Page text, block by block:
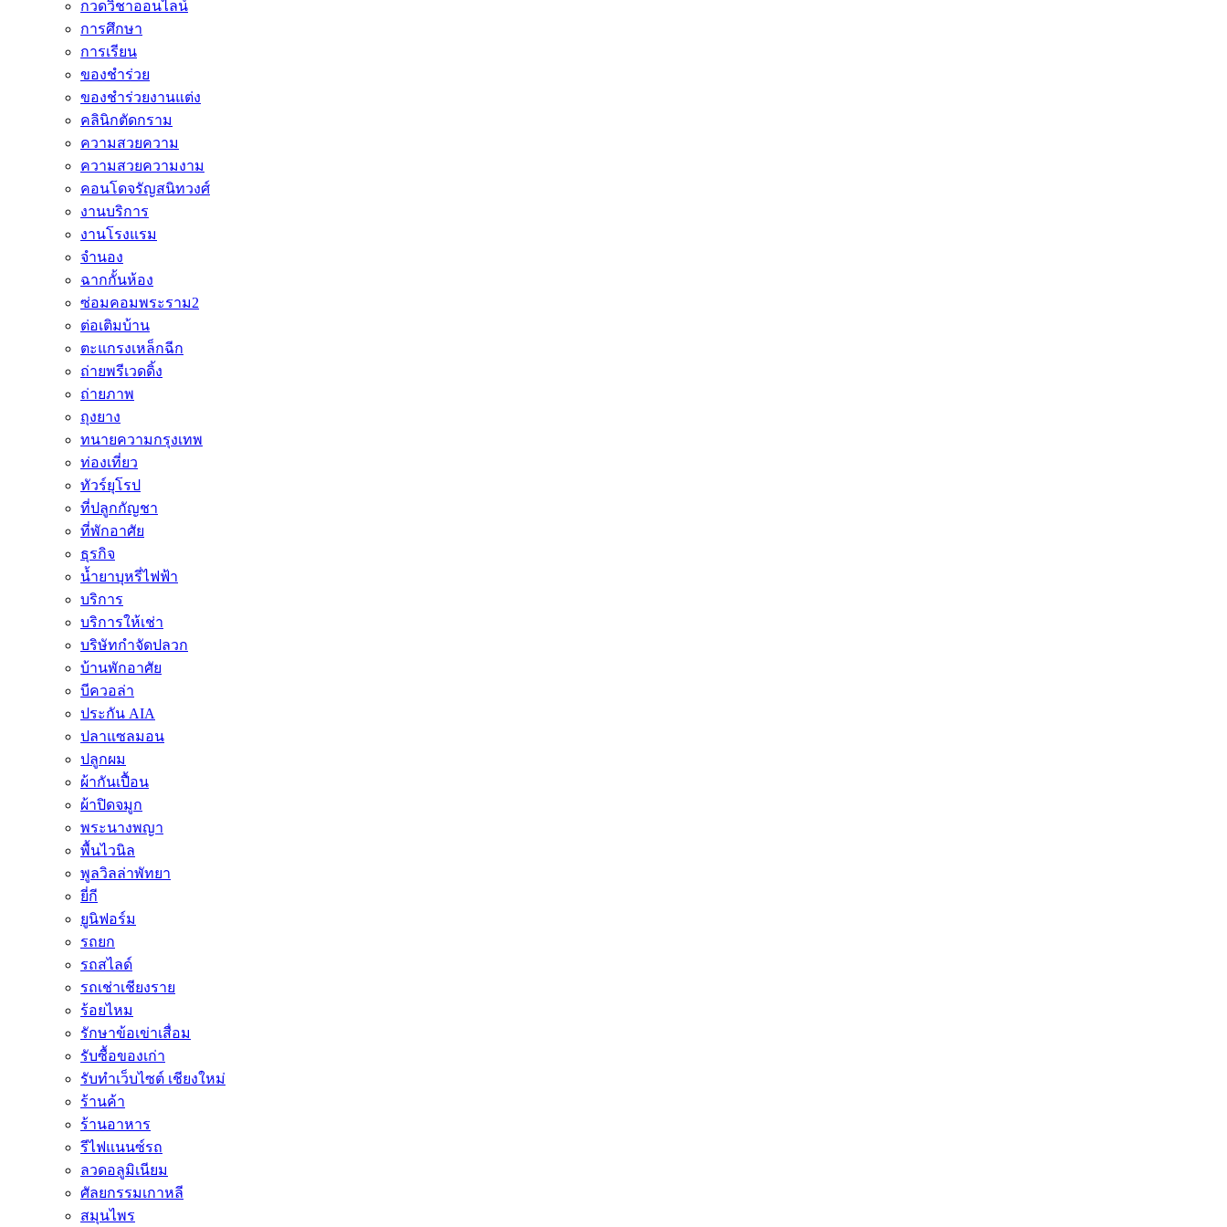
กวดวิชาออนไลน์
การศึกษา
การเรียน
ของชำร่วย
ของชำร่วยงานแต่ง
คลินิกตัดกราม
ความสวยความ
ความสวยความงาม
คอนโดจรัญสนิทวงศ์
งานบริการ
งานโรงแรม
จำนอง
ฉากกั้นห้อง
ซ่อมคอมพระราม2
ต่อเติมบ้าน
ตะแกรงเหล็กฉีก
ถ่ายพรีเวดดิ้ง
ถ่ายภาพ
ถุงยาง
ทนายความกรุงเทพ
ท่องเที่ยว
ทัวร์ยุโรป
ที่ปลูกกัญชา
ที่พักอาศัย
ธุรกิจ
น้ำยาบุหรี่ไฟฟ้า
บริการ
บริการให้เช่า
บริษัทกำจัดปลวก
บ้านพักอาศัย
บีควอล่า
ประกัน AIA
ปลาแซลมอน
ปลูกผม
ผ้ากันเปื้อน
ผ้าปิดจมูก
พระนางพญา
พื้นไวนิล
พูลวิลล่าพัทยา
ยี่กี
ยูนิฟอร์ม
รถยก
รถสไลด์
รถเช่าเชียงราย
ร้อยไหม
รักษาข้อเข่าเสื่อม
รับซื้อของเก่า
รับทำเว็บไซต์ เชียงใหม่
ร้านค้า
ร้านอาหาร
รีไฟแนนซ์รถ
ลวดอลูมิเนียม
ศัลยกรรมเกาหลี
สมุนไพร